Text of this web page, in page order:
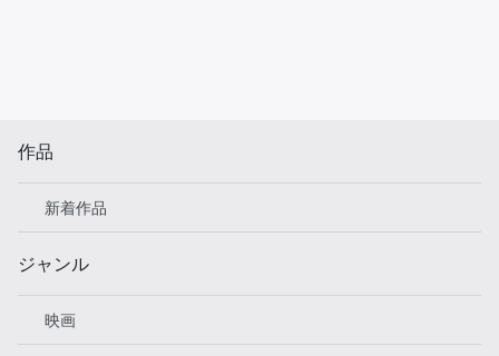
作品
新着作品
ジャンル
映画